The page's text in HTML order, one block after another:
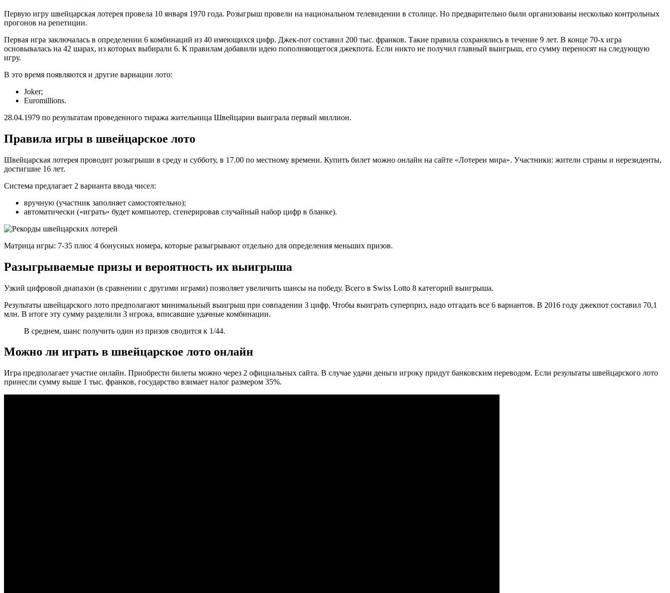
Первую игру швейцарская лотерея провела 10 января 1970 года. Розыгрыш провели на национальном телевидении в столице. Но предварительно были организованы несколько контрольных
прогонов на репетиции.
Первая игра заключалась в определении 6 комбинаций из 40 имеющихся цифр. Джек-пот составил 200 тыс. франков. Такие правила сохранялись в течение 9 лет. В конце 70-х игра
основывалась на 42 шарах, из которых выбирали 6. К правилам добавили идею пополняющегося джекпота. Если никто не получил главный выигрыш, его сумму переносят на следующую
игру.
В это время появляются и другие вариации лото:
Joker;
Euromillions.
28.04.1979 по результатам проведенного тиража жительница Швейцарии выиграла первый миллион.
Правила игры в швейцарское лото
Швейцарская лотерея проводит розыгрыши в среду и субботу, в 17.00 по местному времени. Купить билет можно онлайн на сайте «Лотереи мира». Участники: жители страны и нерезиденты,
достигшие 16 лет.
Система предлагает 2 варианта ввода чисел:
вручную (участник заполняет самостоятельно);
автоматически («играть» будет компьютер, сгенерировав случайный набор цифр в бланке).
Матрица игры: 7-35 плюс 4 бонусных номера, которые разыгрывают отдельно для определения меньших призов.
Разыгрываемые призы и вероятность их выигрыша
Узкий цифровой диапазон (в сравнении с другими играми) позволяет увеличить шансы на победу. Всего в Swiss Lotto 8 категорий выигрыша.
Результаты швейцарского лото предполагают минимальный выигрыш при совпадении 3 цифр. Чтобы выиграть суперприз, надо отгадать все 6 вариантов. В 2016 году джекпот составил 70,1
млн. В итоге эту сумму разделили 3 игрока, вписавшие удачные комбинации.
В среднем, шанс получить один из призов сводится к 1/44.
Можно ли играть в швейцарское лото онлайн
Игра предполагает участие онлайн. Приобрести билеты можно через 2 официальных сайта. В случае удачи деньги игроку придут банковским переводом. Если результаты швейцарского лото
принесли сумму выше 1 тыс. франков, государство взимает налог размером 35%.